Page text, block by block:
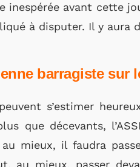
inespérée avant cette
à disputer. Il y aura
barragiste sur
s’estimer
que décevants,
mieux, il faudra
au mieux, passer